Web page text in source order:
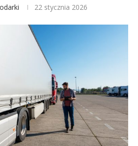
22 stycznia 2026